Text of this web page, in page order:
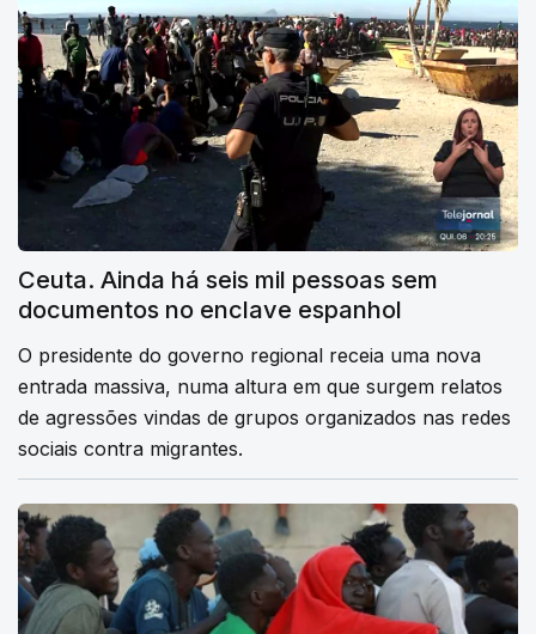
Ceuta. Ainda há seis mil pessoas sem
documentos no enclave espanhol
O presidente do governo regional receia uma nova
entrada massiva, numa altura em que surgem relatos
de agressões vindas de grupos organizados nas redes
sociais contra migrantes.